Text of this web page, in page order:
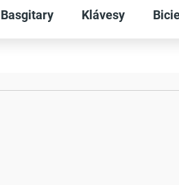
Basgitary Klávesy